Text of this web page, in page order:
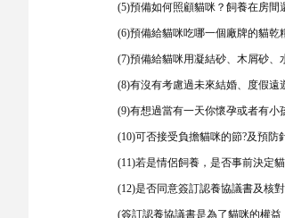
(5)預備如何照顧貓咪？飼養在房間
(6)預備給貓咪吃哪一個廠牌的貓乾
(7)預備給貓咪用凝結砂、木屑砂、
(8)有沒有考慮過未來結婚、度假遠
(9)有想過當有一天你懷孕或者有小
(10)可否接受負擔貓咪的節?及預防
(11)若是情侶飼養，是否事前決定
(12)是否同意簽訂認養協議書及核
(簽訂認養協議書是為了貓咪的權